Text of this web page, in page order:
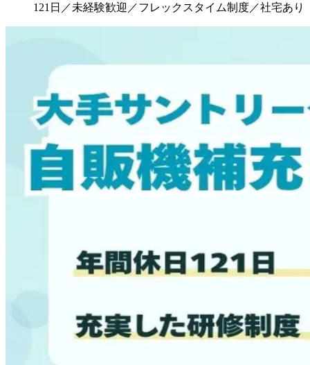
121日／未経験歓迎／フレックスタイム制度／社宅あり